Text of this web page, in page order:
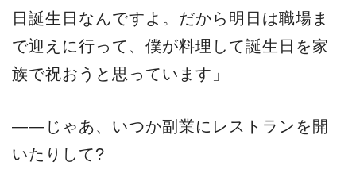
日誕生日なんですよ。だから明日は職場ま
で迎えに行って、僕が料理して誕生日を家
族で祝おうと思っています」
――じゃあ、いつか副業にレストランを開
いたりして?